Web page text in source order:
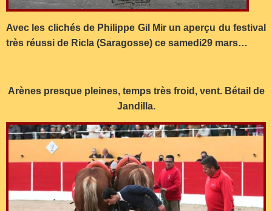
Avec les clichés de Philippe Gil Mir un aperçu du festival
très réussi de Ricla (Saragosse) ce samedi29 mars…
Arènes presque pleines, temps très froid, vent. Bétail de
Jandilla.